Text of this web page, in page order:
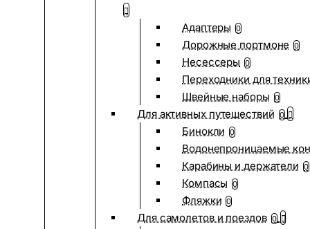
Адаптеры 0
Дорожные портмоне 0
Несессеры 0
Переходники для
Швейные наборы 0
Для активных путешествий 0
Бинокли 0
Водонепроницаемые
Карабины и держатели 0
Компасы 0
Фляжки 0
Для самолетов и поездов 0